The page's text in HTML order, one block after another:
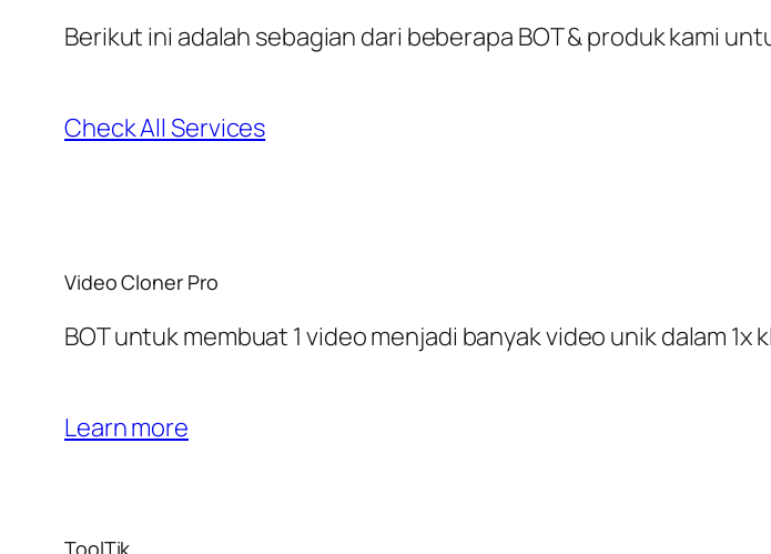
Berikut ini adalah sebagian dari beberapa BOT & produk kami
Check All Services
Video Cloner Pro
BOT untuk membuat 1 video menjadi banyak video unik dalam 1x
Learn more
ToolTik